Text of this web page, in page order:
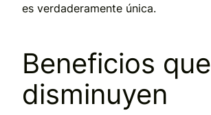
es verdaderamente única.
Beneficios que
disminuyen